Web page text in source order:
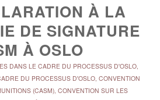
À LA
DE SIGNATURE
À OSLO
DANS LE CADRE DU PROCESSUS D'OSLO,
DU PROCESSUS D'OSLO, CONVENTION
(CASM), CONVENTION SUR LES